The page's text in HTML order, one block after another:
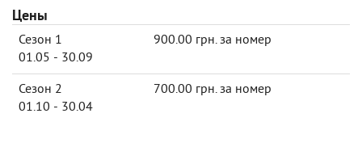
Цены
Сезон 1
01.05 - 30.09
900.00 грн. за номер
Сезон 2
01.10 - 30.04
700.00 грн. за номер